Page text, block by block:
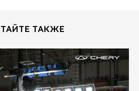
ТАКЖЕ